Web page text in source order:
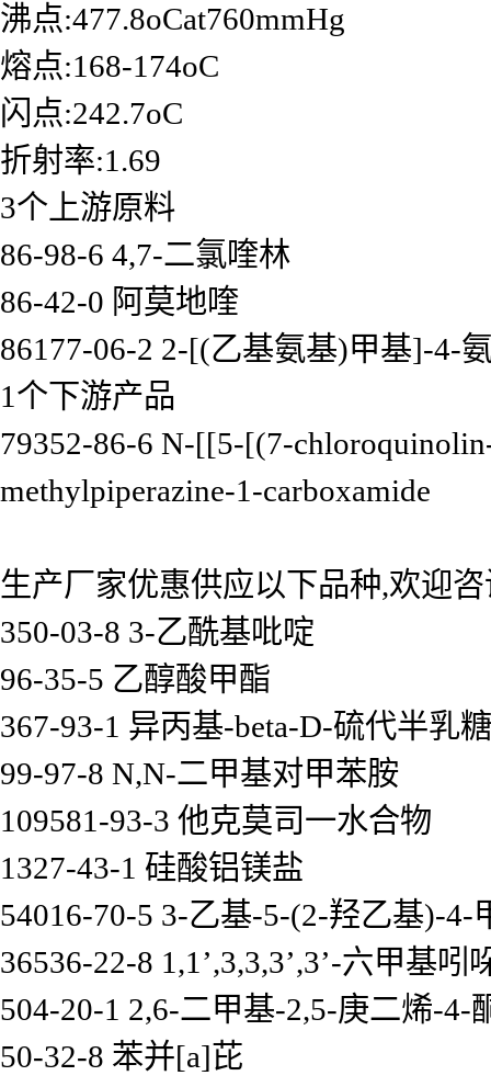
沸点:477.8oCat760mmHg
熔点:168-174oC
闪点:242.7oC
折射率:1.69
3个上游原料
86-98-6 4,7-二氯喹林
86-42-0 阿莫地喹
86177-06-2 2-[(乙基氨基)甲基]-4-
1个下游产品
79352-86-6 N-[[5-[(7-
methylpiperazine-1-carboxamide
生产厂家优惠供应以下品种,欢迎
350-03-8 3-乙酰基吡啶
96-35-5 乙醇酸甲酯
367-93-1 异丙基-beta-D-硫代半乳
99-97-8 N,N-二甲基对甲苯胺
109581-93-3 他克莫司一水合物
1327-43-1 硅酸铝镁盐
54016-70-5 3-乙基-5-(2-羟乙基)-4-
36536-22-8 1,1’,3,3,3’,3’-六甲基吲
504-20-1 2,6-二甲基-2,5-庚二烯-4-
50-32-8 苯并[a]芘